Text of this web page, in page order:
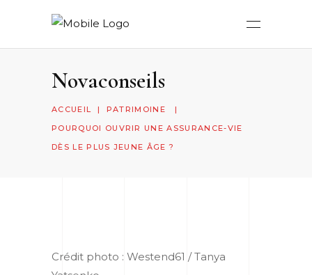
Novaconseils
ACCUEIL | PATRIMOINE
|
POURQUOI OUVRIR UNE ASSURANCE-VIE
DÈS LE PLUS JEUNE ÂGE ?
Crédit photo : Westend61 / Tanya